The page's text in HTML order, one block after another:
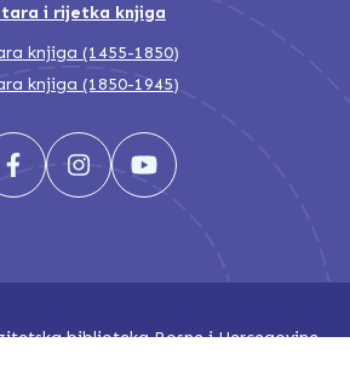
i rijetka knjiga
knjiga (1455-1850)
knjiga (1850-1945)
biblioteka Bosne i Hercegovine